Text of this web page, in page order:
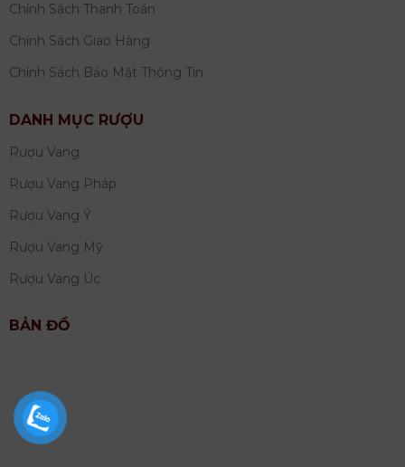
Chính Sách Thanh Toán
Chính Sách Giao Hàng
Chính Sách Bảo Mật Thông Tin
DANH MỤC RƯỢU
Rượu Vang
Rượu Vang Pháp
Rượu Vang Ý
Rượu Vang Mỹ
Rượu Vang Úc
BẢN ĐỒ